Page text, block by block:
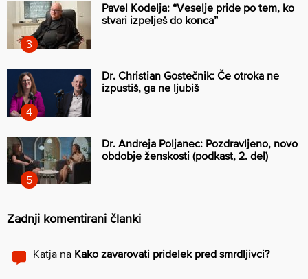
Pavel Kodelja: “Veselje pride po tem, ko
stvari izpelješ do konca”
Dr. Christian Gostečnik: Če otroka ne
izpustiš, ga ne ljubiš
Dr. Andreja Poljanec: Pozdravljeno, novo
obdobje ženskosti (podkast, 2. del)
Zadnji komentirani članki
Katja na Kako zavarovati pridelek pred smrdljivci?